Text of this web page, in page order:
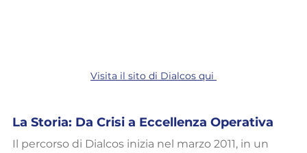
Visita il sito di Dialcos qui
La Storia: Da Crisi a Eccellenza Operativa
Il percorso di Dialcos inizia nel marzo 2011, in un